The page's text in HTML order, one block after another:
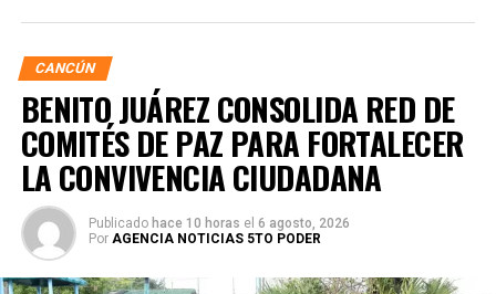
vialidades donde se colocó la nueva infraestructura.
CANCÚN
BENITO JUÁREZ CONSOLIDA RED DE
COMITÉS DE PAZ PARA FORTALECER
LA CONVIVENCIA CIUDADANA
Publicado hace 10 horas el 6 agosto, 2026
Por AGENCIA NOTICIAS 5TO PODER